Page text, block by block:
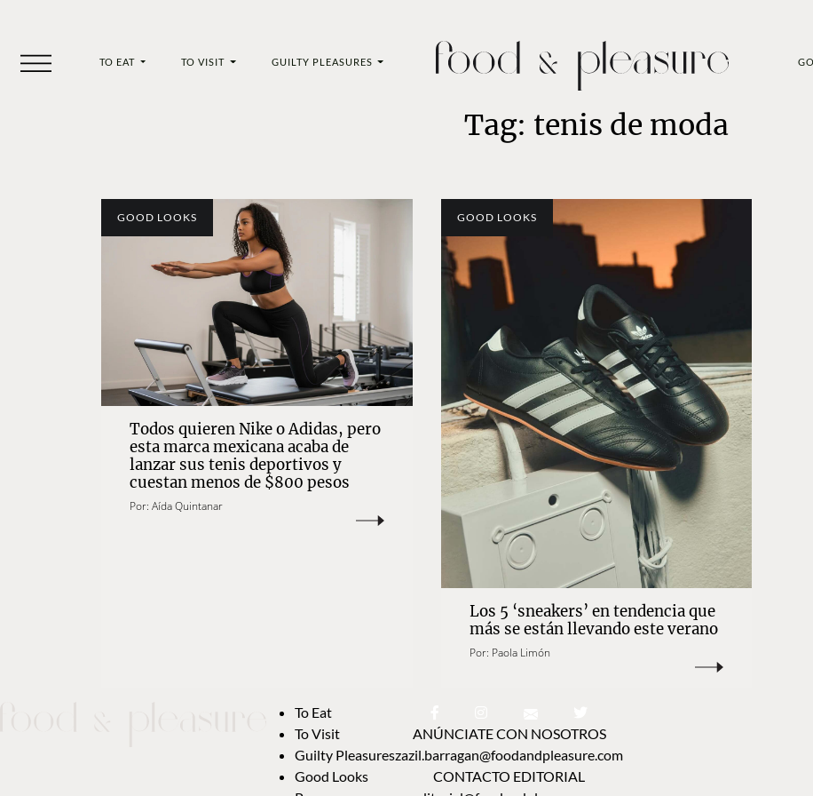
TO EAT TO VISIT GUILTY PLEASURES
Tag: tenis de moda
GOOD LOOKS
Todos quieren Nike o Adidas, pero
esta marca mexicana acaba de
lanzar sus tenis deportivos y
cuestan menos de $800 pesos
Por: Aída Quintanar
GOOD LOOKS
Los 5 ‘sneakers’ en tendencia que
más se están llevando este verano
Por: Paola Limón
To Eat
To Visit
Guilty Pleasures
Good Looks
ANÚNCIATE CON NOSOTROS
zazil.barragan@foodandpleasure.com
CONTACTO EDITORIAL